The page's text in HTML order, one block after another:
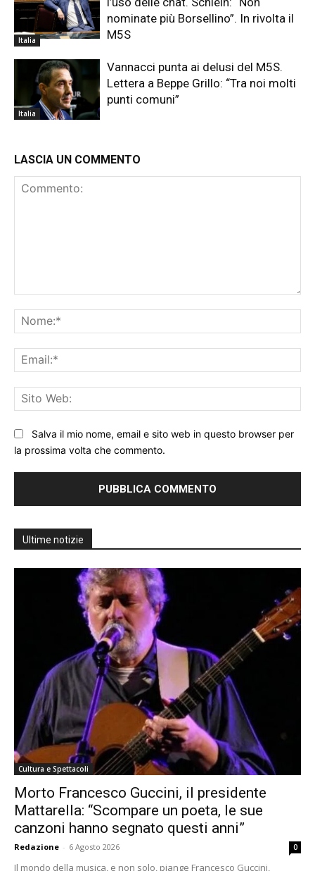
Italia
nominate più Borsellino”. In rivolta il
M5S
Italia
Vannacci punta ai delusi del M5S.
Lettera a Beppe Grillo: “Tra noi molti
punti comuni”
LASCIA UN COMMENTO
Salva il mio nome, email e sito web in questo browser per
la prossima volta che commento.
Ultime notizie
Cultura e Spettacoli
Morto Francesco Guccini, il presidente
Mattarella: “Scompare un poeta, le sue
canzoni hanno segnato questi anni”
Redazione - 6 Agosto 2026 0
Il mondo della musica, e non solo, piange Francesco Guccini,